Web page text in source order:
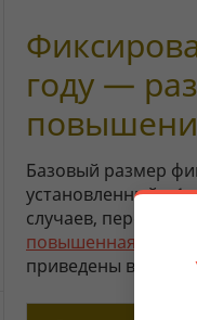
году —
Базовый размер
установленный с 1
случаев,
повышенная
приведены в